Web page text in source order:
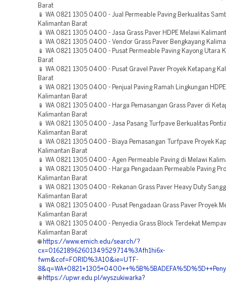
Barat
📱 WA 0821 1305 0400 - Jual Permeable Paving Berkualitas
Kalimantan Barat
📱 WA 0821 1305 0400 - Jasa Grass Paver HDPE Melawi
📱 WA 0821 1305 0400 - Vendor Grass Paver Bengkayang
📱 WA 0821 1305 0400 - Pusat Permeable Paving Kayong Utara
Barat
📱 WA 0821 1305 0400 - Pusat Gravel Paver Proyek Ketapang
Barat
📱 WA 0821 1305 0400 - Penjual Paving Ramah Lingkungan
Kalimantan Barat
📱 WA 0821 1305 0400 - Harga Pemasangan Grass Paver di
Kalimantan Barat
📱 WA 0821 1305 0400 - Jasa Pasang Turfpave Berkualitas
Kalimantan Barat
📱 WA 0821 1305 0400 - Biaya Pemasangan Turfpave Proyek
Kalimantan Barat
📱 WA 0821 1305 0400 - Agen Permeable Paving di Melawi
📱 WA 0821 1305 0400 - Harga Pengadaan Permeable Paving
Kalimantan Barat
📱 WA 0821 1305 0400 - Rekanan Grass Paver Heavy Duty
Kalimantan Barat
📱 WA 0821 1305 0400 - Pusat Pengadaan Grass Paver Proyek
Kalimantan Barat
📱 WA 0821 1305 0400 - Penyedia Grass Block Terdekat
Kalimantan Barat
🌐 https://www.emich.edu/search/?
cx=016218962601349529714%3Afh1hi6x-
fwm&cof=FORID%3A10&ie=UTF-
🌐 https://upwr.edu.pl/wyszukiwarka?